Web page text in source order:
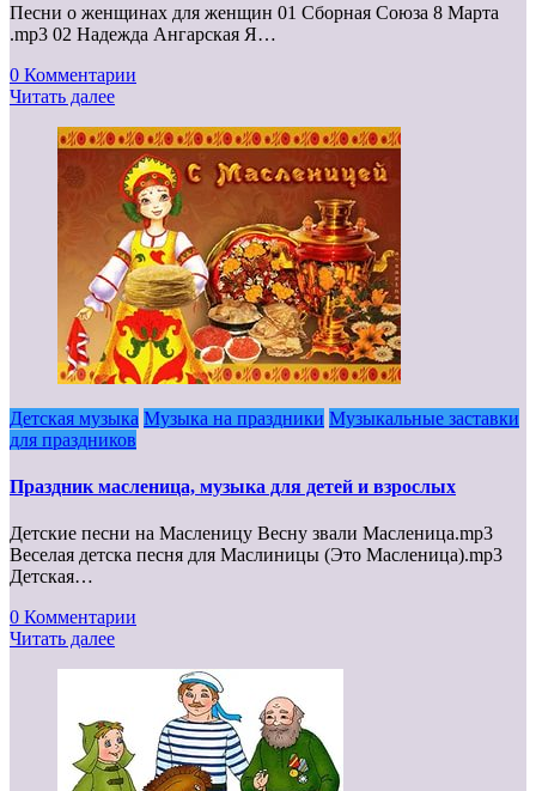
Песни о женщинах для женщин 01 Сборная Союза 8 Марта
.mp3 02 Надежда Ангарская Я…
0 Комментарии
Читать далее
Детская музыка Музыка на праздники Музыкальные заставки
для праздников
Праздник масленица, музыка для детей и взрослых
Детские песни на Масленицу Весну звали Масленица.mp3
Веселая детска песня для Маслиницы (Это Масленица).mp3
Детская…
0 Комментарии
Читать далее